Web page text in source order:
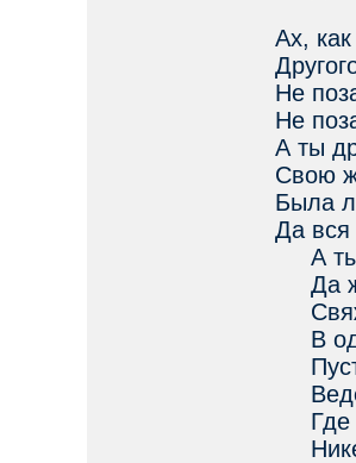
Ах,
Не
Не
А ты
Свою
Была
Да вся
А ты
Да
В
Где